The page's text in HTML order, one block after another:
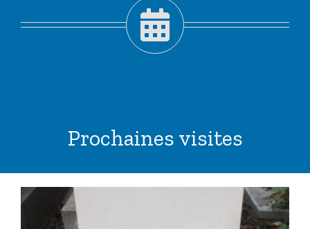
Prochaines visites